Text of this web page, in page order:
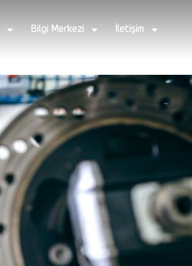
Bilgi Merkezi İletişim